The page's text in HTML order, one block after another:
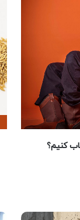
کنیم؟